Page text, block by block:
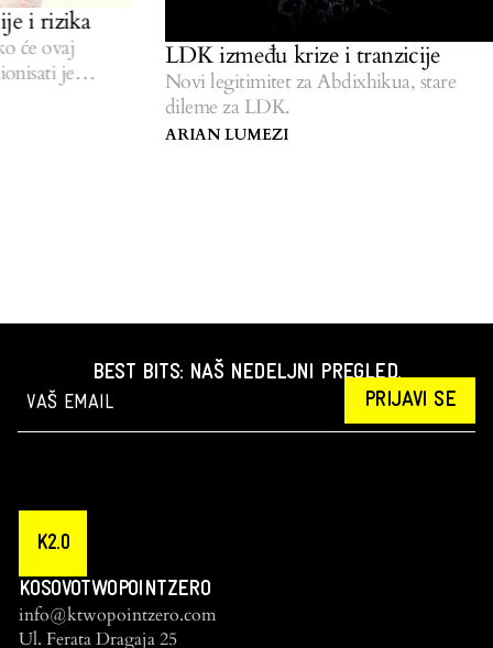
i rizika
ovaj
je
LDK između krize i tranzicije
Novi legitimitet za Abdixhikua, stare
dileme za LDK.
ARIAN LUMEZI
BEST BITS: NAŠ NEDELJNI PREGLED.
PRIJAVI SE
K2.0
KOSOVOTWOPOINTZERO
info@ktwopointzero.com
Ul. Ferata Dragaja 25